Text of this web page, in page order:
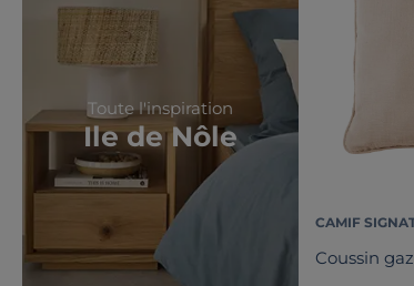
Toute l'inspiration
Ile de Nôle
CAMIF
Coussin